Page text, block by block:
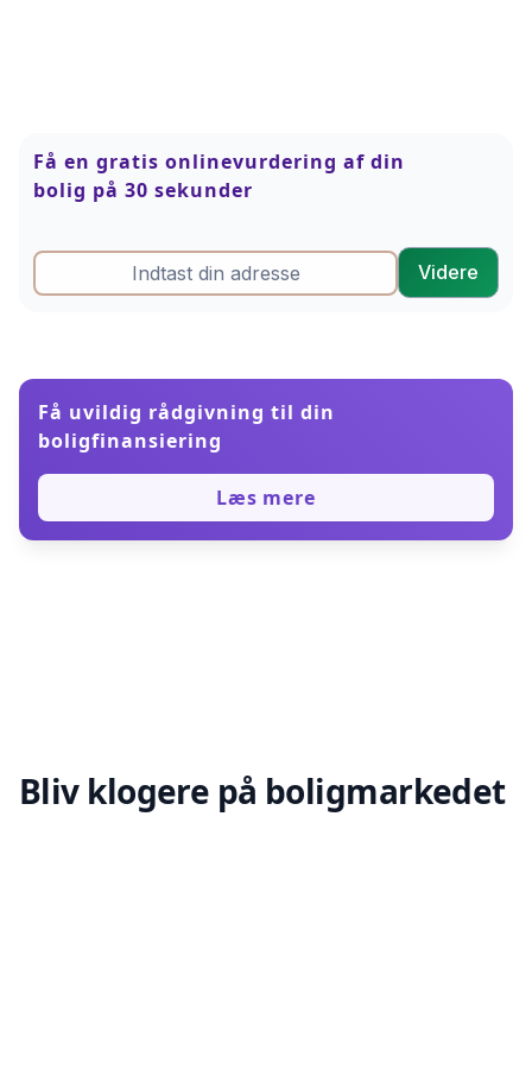
Få en gratis onlinevurdering af din
bolig på 30 sekunder
Få uvildig rådgivning til din
boligfinansiering
Læs mere
Bliv klogere på boligmarkedet